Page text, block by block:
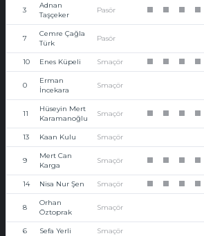
3
Adnan
Taşçeker
Pasör
7
Cemre Çağla
Türk
Pasör
10 Enes Küpeli Smaçör
0
Erman
İncekara
Smaçör
11
Hüseyin Mert
Karamanoğlu
Smaçör
13 Kaan Kulu Smaçör
9
Mert Can
Karga
Smaçör
14 Nisa Nur Şen Smaçör
8
Orhan
Öztoprak
Smaçör
6 Sefa Yerli Smaçör